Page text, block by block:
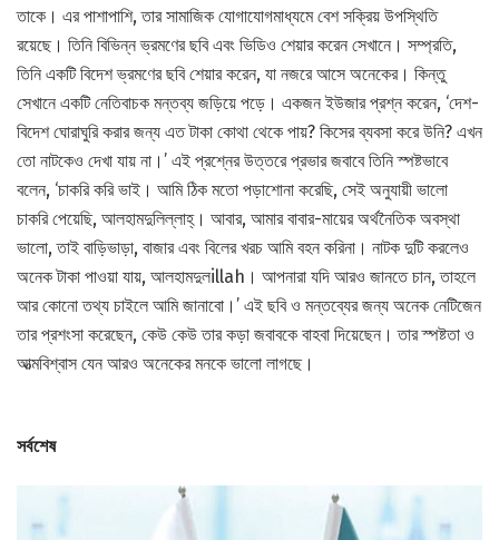
তাকে। এর পাশাপাশি, তার সামাজিক যোগাযোগমাধ্যমে বেশ সক্রিয় উপস্থিতি
রয়েছে। তিনি বিভিন্ন ভ্রমণের ছবি এবং ভিডিও শেয়ার করেন সেখানে। সম্প্রতি,
তিনি একটি বিদেশ ভ্রমণের ছবি শেয়ার করেন, যা নজরে আসে অনেকের। কিন্তু
সেখানে একটি নেতিবাচক মন্তব্য জড়িয়ে পড়ে। একজন ইউজার প্রশ্ন করেন, ‘দেশ-
বিদেশ ঘোরাঘুরি করার জন্য এত টাকা কোথা থেকে পায়? কিসের ব্যবসা করে উনি? এখন
তো নাটকেও দেখা যায় না।’ এই প্রশ্নের উত্তরে প্রভার জবাবে তিনি স্পষ্টভাবে
বলেন, ‘চাকরি করি ভাই। আমি ঠিক মতো পড়াশোনা করেছি, সেই অনুযায়ী ভালো
চাকরি পেয়েছি, আলহামদুলিল্লাহ্। আবার, আমার বাবার-মায়ের অর্থনৈতিক অবস্থা
ভালো, তাই বাড়িভাড়া, বাজার এবং বিলের খরচ আমি বহন করিনা। নাটক দুটি করলেও
অনেক টাকা পাওয়া যায়, আলহামদুলillah। আপনারা যদি আরও জানতে চান, তাহলে
আর কোনো তথ্য চাইলে আমি জানাবো।’ এই ছবি ও মন্তব্যের জন্য অনেক নেটিজেন
তার প্রশংসা করেছেন, কেউ কেউ তার কড়া জবাবকে বাহবা দিয়েছেন। তার স্পষ্টতা ও
আত্মবিশ্বাস যেন আরও অনেকের মনকে ভালো লাগছে।
সর্বশেষ